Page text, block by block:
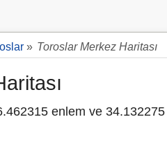
» Toroslar Merkez Haritası
enlem ve